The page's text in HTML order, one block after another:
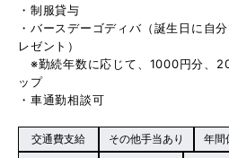
・制服貸与
・バースデーゴディバ（誕生日に自
レゼント）
※勤続年数に応じて、1000円分、
ップ
・車通勤相談可
交通費支給 その他手当あり
年間